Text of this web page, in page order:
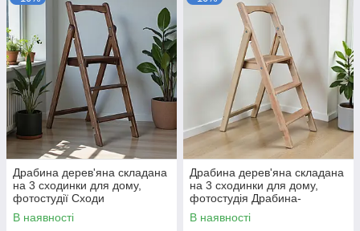
Драбина дерев'яна складана
на 3 сходинки для дому,
фотостудії Сходи
трансформер побутові
розкладні Полісандр
В наявності
Драбина дерев'яна складана
на 3 сходинки для дому,
фотостудія Драбина-
трансформер побутова
розкладна Бежевий
В наявності